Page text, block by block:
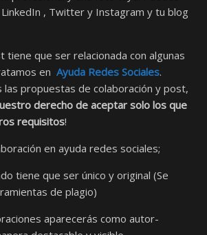
, Twitter y Instagram y tu blog
tiene que ser relacionada con algunas
enAyuda Redes Sociales.
propuestas de colaboración y post,
derecho de aceptar solo los que
requisitos!
en ayuda redes sociales;
tiene que ser único y original (Se
de plagio)
aparecerás como autor-